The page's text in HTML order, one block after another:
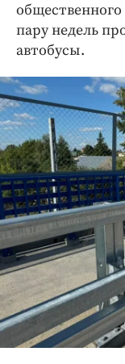
пару недель
автобусы.